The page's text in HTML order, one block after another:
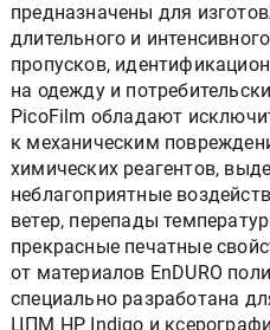
предназначены для
длительного и
пропусков,
на одежду и
PicoFilm обладают
к механическим
химических реагентов,
неблагоприятные
ветер, перепады
прекрасные печатные
от материалов EnDURO
специально разработана
ЦПМ HP Indigo и